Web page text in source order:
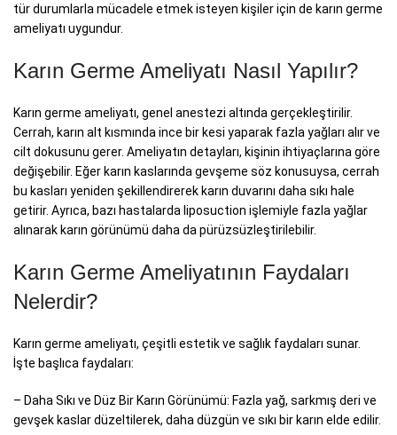
tür durumlarla mücadele etmek isteyen kişiler için de karın germe
ameliyatı uygundur.
Karın Germe Ameliyatı Nasıl Yapılır?
Karın germe ameliyatı, genel anestezi altında gerçekleştirilir.
Cerrah, karın alt kısmında ince bir kesi yaparak fazla yağları alır ve
cilt dokusunu gerer. Ameliyatın detayları, kişinin ihtiyaçlarına göre
değişebilir. Eğer karın kaslarında gevşeme söz konusuysa, cerrah
bu kasları yeniden şekillendirerek karın duvarını daha sıkı hale
getirir. Ayrıca, bazı hastalarda liposuction işlemiyle fazla yağlar
alınarak karın görünümü daha da pürüzsüzleştirilebilir.
Karın Germe Ameliyatının Faydaları
Nelerdir?
Karın germe ameliyatı, çeşitli estetik ve sağlık faydaları sunar.
İşte başlıca faydaları:
– Daha Sıkı ve Düz Bir Karın Görünümü: Fazla yağ, sarkmış deri ve
gevşek kaslar düzeltilerek, daha düzgün ve sıkı bir karın elde edilir.